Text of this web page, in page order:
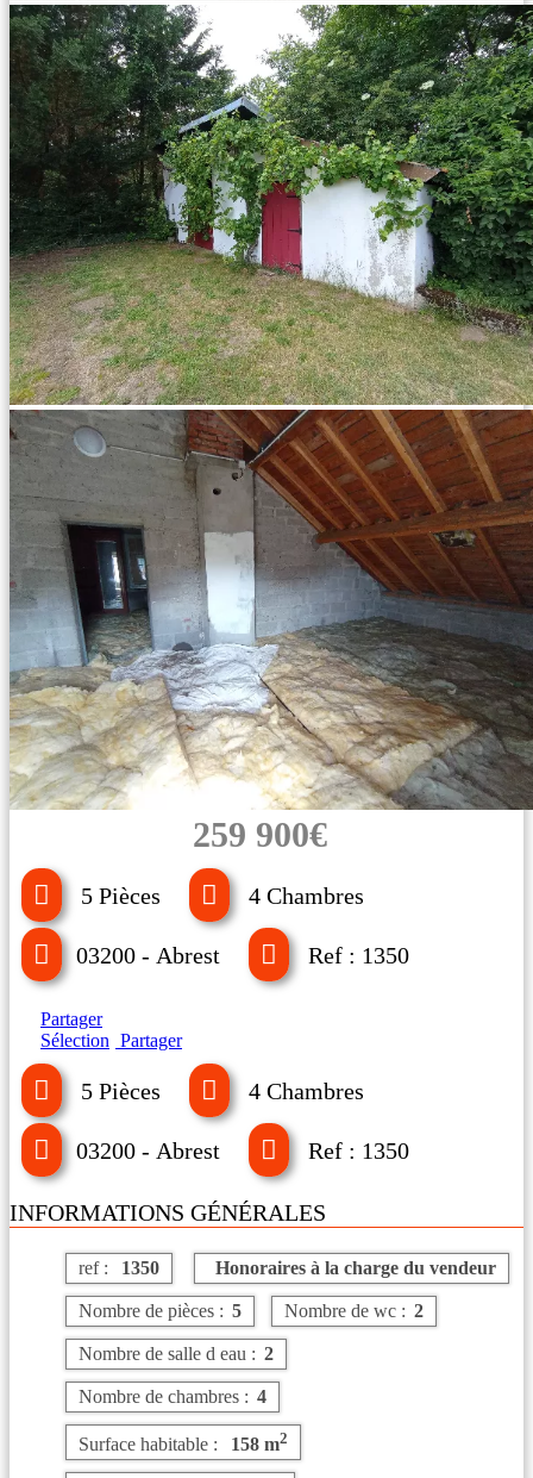
259 900€
5 Pièces 4 Chambres
03200 - Abrest Ref : 1350
Partager
Sélection Partager
5 Pièces 4 Chambres
03200 - Abrest Ref : 1350
INFORMATIONS GÉNÉRALES
ref : 1350 Honoraires à la charge du vendeur
Nombre de pièces : 5 Nombre de wc : 2
Nombre de salle d eau : 2
Nombre de chambres : 4
Surface habitable : 158 m2